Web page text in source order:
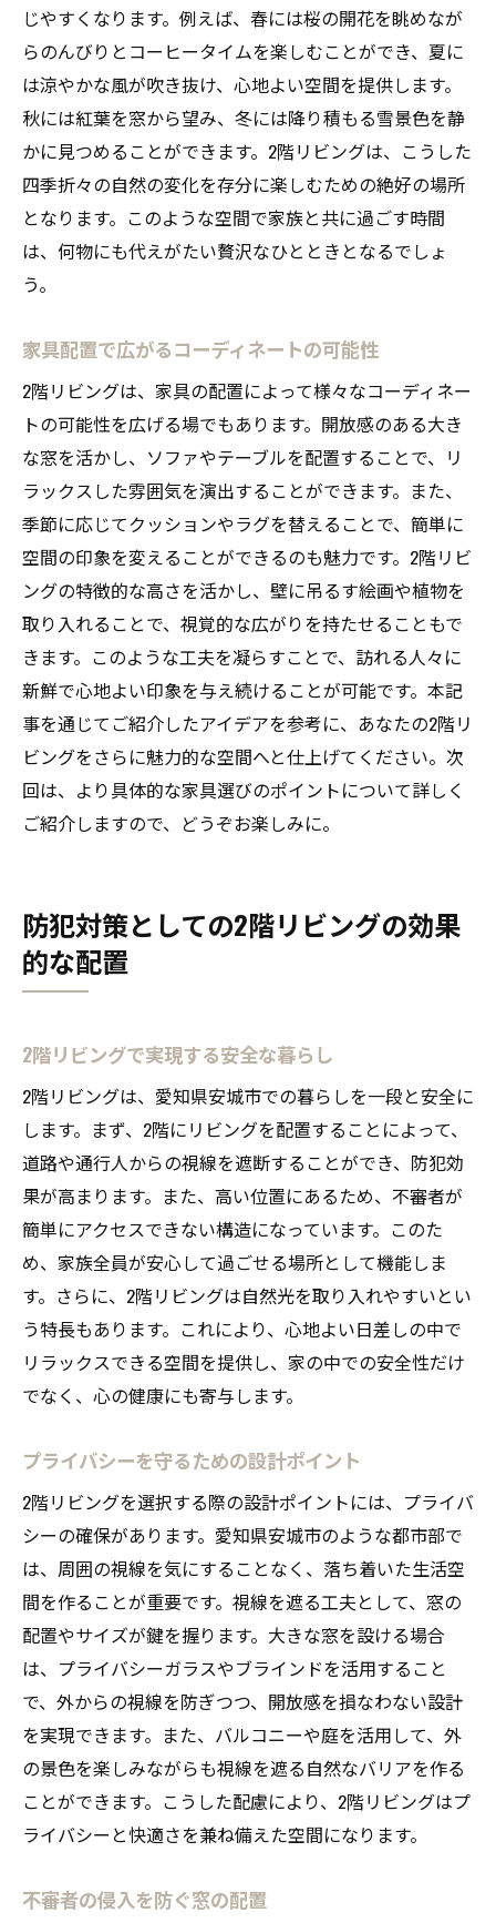
じやすくなります。例えば、春には桜の開花を眺めなが
らのんびりとコーヒータイムを楽しむことができ、夏に
は涼やかな風が吹き抜け、心地よい空間を提供します。
秋には紅葉を窓から望み、冬には降り積もる雪景色を静
かに見つめることができます。2階リビングは、こうした
四季折々の自然の変化を存分に楽しむための絶好の場所
となります。このような空間で家族と共に過ごす時間
は、何物にも代えがたい贅沢なひとときとなるでしょ
う。
家具配置で広がるコーディネートの可能性
2階リビングは、家具の配置によって様々なコーディネー
トの可能性を広げる場でもあります。開放感のある大き
な窓を活かし、ソファやテーブルを配置することで、リ
ラックスした雰囲気を演出することができます。また、
季節に応じてクッションやラグを替えることで、簡単に
空間の印象を変えることができるのも魅力です。2階リビ
ングの特徴的な高さを活かし、壁に吊るす絵画や植物を
取り入れることで、視覚的な広がりを持たせることもで
きます。このような工夫を凝らすことで、訪れる人々に
新鮮で心地よい印象を与え続けることが可能です。本記
事を通じてご紹介したアイデアを参考に、あなたの2階リ
ビングをさらに魅力的な空間へと仕上げてください。次
回は、より具体的な家具選びのポイントについて詳しく
ご紹介しますので、どうぞお楽しみに。
防犯対策としての2階リビングの効果
的な配置
2階リビングで実現する安全な暮らし
2階リビングは、愛知県安城市での暮らしを一段と安全に
します。まず、2階にリビングを配置することによって、
道路や通行人からの視線を遮断することができ、防犯効
果が高まります。また、高い位置にあるため、不審者が
簡単にアクセスできない構造になっています。このた
め、家族全員が安心して過ごせる場所として機能しま
す。さらに、2階リビングは自然光を取り入れやすいとい
う特長もあります。これにより、心地よい日差しの中で
リラックスできる空間を提供し、家の中での安全性だけ
でなく、心の健康にも寄与します。
プライバシーを守るための設計ポイント
2階リビングを選択する際の設計ポイントには、プライバ
シーの確保があります。愛知県安城市のような都市部で
は、周囲の視線を気にすることなく、落ち着いた生活空
間を作ることが重要です。視線を遮る工夫として、窓の
配置やサイズが鍵を握ります。大きな窓を設ける場合
は、プライバシーガラスやブラインドを活用すること
で、外からの視線を防ぎつつ、開放感を損なわない設計
を実現できます。また、バルコニーや庭を活用して、外
の景色を楽しみながらも視線を遮る自然なバリアを作る
ことができます。こうした配慮により、2階リビングはプ
ライバシーと快適さを兼ね備えた空間になります。
不審者の侵入を防ぐ窓の配置